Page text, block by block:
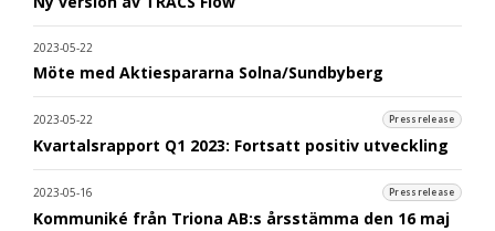
2023-05-22
Möte med Aktiespararna Solna/Sundbyberg
2023-05-22 Pressrelease
Kvartalsrapport Q1 2023: Fortsatt positiv utveckling
2023-05-16 Pressrelease
Kommuniké från Triona AB:s årsstämma den 16 maj